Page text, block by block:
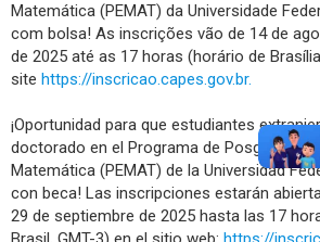
Matemática (PEMAT) da Universidade
com bolsa! As inscrições vão de 14 de
de 2025 até as 17 horas (horário de
site https://inscricao.capes.gov.br.
¡Oportunidad para que estudiantes
doctorado en el Programa de Posgrado en
Matemática (PEMAT) de la Universidad
con beca! Las inscripciones estarán
29 de septiembre de 2025 hasta las 17